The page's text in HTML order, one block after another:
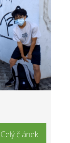
Celý článek